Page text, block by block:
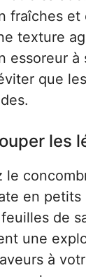
fraîches et
texture
essoreur à
que
les
le
en petits
de
une
à